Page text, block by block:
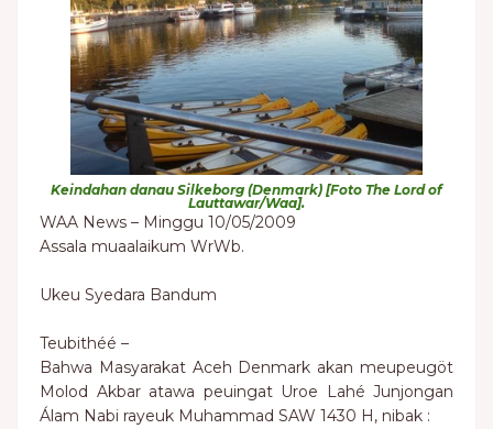
Keindahan danau Silkeborg (Denmark) [Foto The Lord of
Lauttawar/Waa].
WAA News – Minggu 10/05/2009
Assala muaalaikum WrWb.
Ukeu Syedara Bandum
Teubithéé –
Bahwa Masyarakat Aceh Denmark akan meupeugöt
Molod Akbar atawa peuingat Uroe Lahé Junjongan
Álam Nabi rayeuk Muhammad SAW 1430 H, nibak :